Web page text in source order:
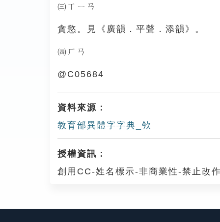
㈢ㄒㄧㄢ
貪慾。見《廣韻．平聲．添韻》。
㈣ㄏㄢ
@C05684
資料來源：
教育部異體字字典_欦
授權資訊：
創用CC-姓名標示-非商業性-禁止改